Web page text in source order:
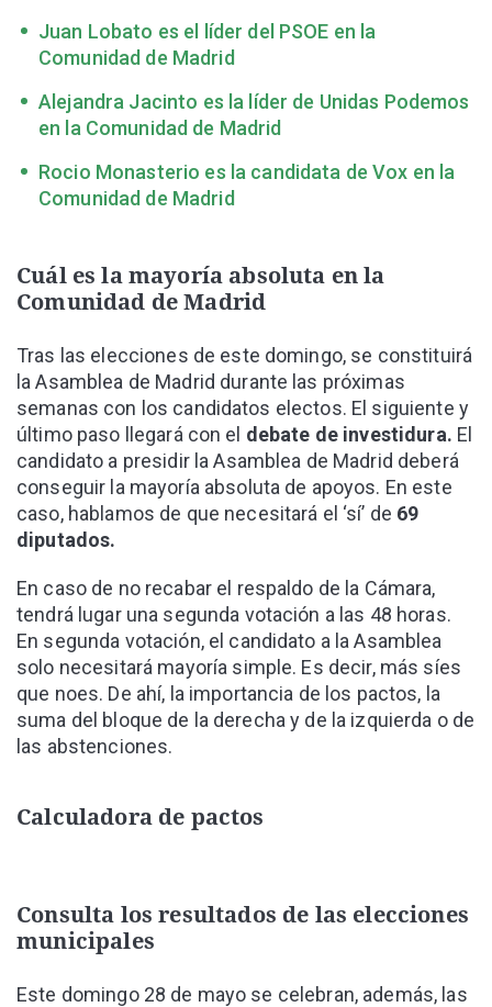
Juan Lobato es el líder del PSOE en la
Comunidad de Madrid
Alejandra Jacinto es la líder de Unidas Podemos
en la Comunidad de Madrid
Rocio Monasterio es la candidata de Vox en la
Comunidad de Madrid
Cuál es la mayoría absoluta en la
Comunidad de Madrid
Tras las elecciones de este domingo, se constituirá
la Asamblea de Madrid durante las próximas
semanas con los candidatos electos. El siguiente y
último paso llegará con el debate de investidura. El
candidato a presidir la Asamblea de Madrid deberá
conseguir la mayoría absoluta de apoyos. En este
caso, hablamos de que necesitará el ‘sí’ de 69
diputados.
En caso de no recabar el respaldo de la Cámara,
tendrá lugar una segunda votación a las 48 horas.
En segunda votación, el candidato a la Asamblea
solo necesitará mayoría simple. Es decir, más síes
que noes. De ahí, la importancia de los pactos, la
suma del bloque de la derecha y de la izquierda o de
las abstenciones.
Calculadora de pactos
Consulta los resultados de las elecciones
municipales
Este domingo 28 de mayo se celebran, además, las